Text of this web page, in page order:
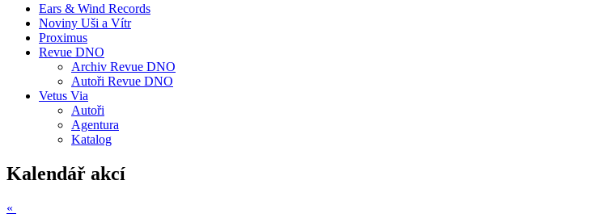
Ears & Wind Records
Noviny Uši a Vítr
Proximus
Revue DNO
Archiv Revue DNO
Autoři Revue DNO
Vetus Via
Autoři
Agentura
Katalog
Kalendář akcí
«